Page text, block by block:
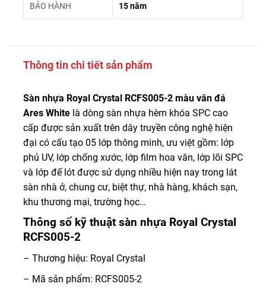
BẢO HÀNH 15 năm
Thông tin chi tiết sản phẩm
Sàn nhựa Royal Crystal RCFS005-2 màu vân đá
Ares White là dòng sàn nhựa hèm khóa SPC cao
cấp được sản xuất trên dây truyền công nghệ hiện
đại có cấu tạo 05 lớp thông minh, ưu việt gồm: lớp
phủ UV, lớp chống xước, lớp film hoa văn, lớp lõi SPC
và lớp đế lót được sử dụng nhiều hiện nay trong lát
sàn nhà ở, chung cư, biệt thự, nhà hàng, khách sạn,
khu thương mại, trường học…
Thông số kỹ thuật sàn nhựa Royal Crystal
RCFS005-2
– Thương hiệu: Royal Crystal
– Mã sản phẩm: RCFS005-2